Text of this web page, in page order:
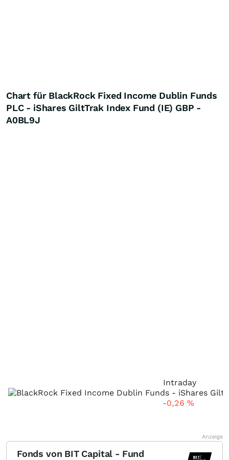
Chart für BlackRock Fixed Income Dublin Funds
PLC - iShares GiltTrak Index Fund (IE) GBP -
A0BL9J
Intraday
-0,26 %
Anzeige
Fonds von BIT Capital - Fund